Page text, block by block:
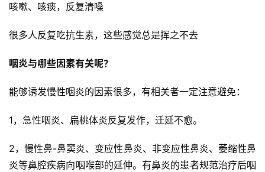
咳嗽、咳痰，反复清嗓
很多人反复吃抗生素，这些感觉总是挥之不去
咽炎与哪些因素有关呢？
能够诱发慢性咽炎的因素很多，有相关者一定注意避免：
1，急性咽炎、扁桃体炎反复发作，迁延不愈。
2，慢性鼻-鼻窦炎、变应性鼻炎、非变应性鼻炎、萎缩性鼻
炎等鼻腔疾病向咽喉部的延伸。有鼻炎的患者规范治疗后咽